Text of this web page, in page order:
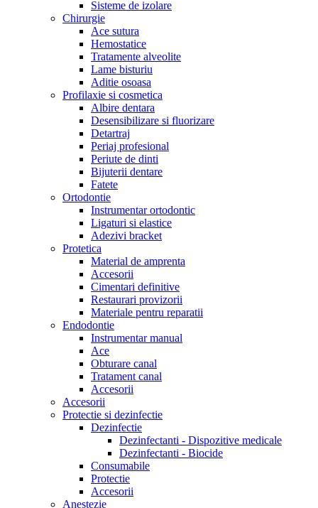
Sisteme de izolare
Chirurgie
Ace sutura
Hemostatice
Tratamente alveolite
Lame bisturiu
Aditie osoasa
Profilaxie si cosmetica
Albire dentara
Desensibilizare si fluorizare
Detartraj
Periaj profesional
Periute de dinti
Bijuterii dentare
Fatete
Ortodontie
Instrumentar ortodontic
Ligaturi si elastice
Adezivi bracket
Protetica
Material de amprenta
Accesorii
Cimentari definitive
Restaurari provizorii
Materiale pentru reparatii
Endodontie
Instrumentar manual
Ace
Obturare canal
Tratament canal
Accesorii
Accesorii
Protectie si dezinfectie
Dezinfectie
Dezinfectanti - Dispozitive medicale
Dezinfectanti - Biocide
Consumabile
Protectie
Accesorii
Anestezie